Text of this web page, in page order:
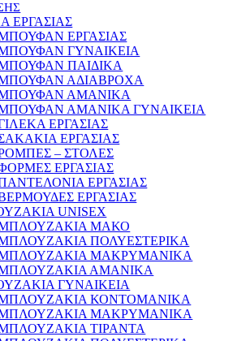
ΕΡΓΑΣΙΑΣ
ΕΡΓΑΣΙΑΣ
ΓΥΝΑΙΚΕΙΑ
ΠΑΙΔΙΚΑ
ΑΔΙΑΒΡΟΧΑ
ΑΜΑΝΙΚΑ
ΑΜΑΝΙΚΑ ΓΥΝΑΙΚΕΙΑ
ΕΡΓΑΣΙΑΣ
ΕΡΓΑΣΙΑΣ
– ΣΤΟΛΕΣ
ΕΡΓΑΣΙΑΣ
ΕΡΓΑΣΙΑΣ
ΕΡΓΑΣΙΑΣ
UNISEX
ΜΑΚΟ
ΠΟΛΥΕΣΤΕΡΙΚΑ
ΜΑΚΡΥΜΑΝΙΚΑ
ΑΜΑΝΙΚΑ
ΓΥΝΑΙΚΕΙΑ
ΚΟΝΤΟΜΑΝΙΚΑ
ΜΑΚΡΥΜΑΝΙΚΑ
ΤΙΡΑΝΤΑ